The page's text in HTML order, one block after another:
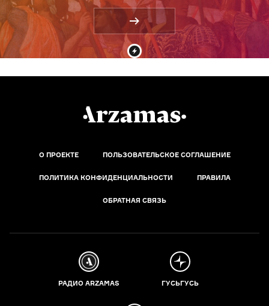
О ПРОЕКТЕ ПОЛЬЗОВАТЕЛЬСКОЕ СОГЛАШЕНИЕ
ПОЛИТИКА КОНФИДЕНЦИАЛЬНОСТИ ПРАВИЛА
ОБРАТНАЯ СВЯЗЬ
РАДИО ARZAMAS ГУСЬГУСЬ